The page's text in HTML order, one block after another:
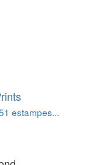
estampes...